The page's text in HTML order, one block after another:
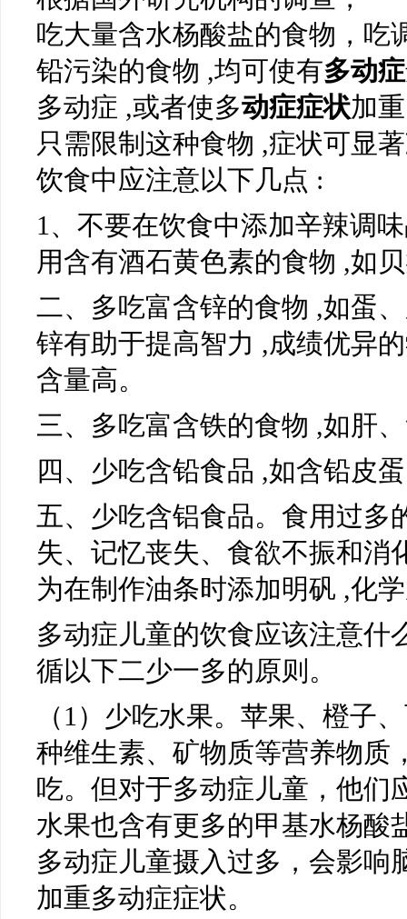
吃大量含水杨酸盐的食物，吃
铅污染的食物 ,均可使有多动症
多动症 ,或者使多动症症状加
只需限制这种食物 ,症状可显
饮食中应注意以下几点 :
1、不要在饮食中添加辛辣调
用含有酒石黄色素的食物 ,如
二、多吃富含锌的食物 ,如蛋
锌有助于提高智力 ,成绩优异
含量高。
三、多吃富含铁的食物 ,如肝
四、少吃含铅食品 ,如含铅皮
五、少吃含铝食品。食用过多
失、记忆丧失、食欲不振和消
为在制作油条时添加明矾 ,化
多动症儿童的饮食应该注意什
循以下二少一多的原则。
（1）少吃水果。苹果、橙子
种维生素、矿物质等营养物质
吃。但对于多动症儿童，他们
水果也含有更多的甲基水杨酸
多动症儿童摄入过多，会影响
加重多动症症状。